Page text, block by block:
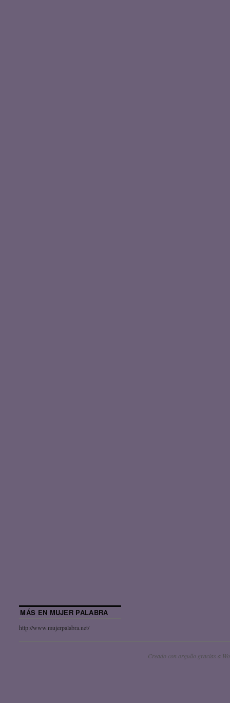
MÁS EN MUJER PALABRA
http://www.mujerpalabra.net/
Creado con orgullo gracias a